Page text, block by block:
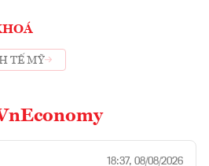
TẾ MỸ
18:37, 08/08/2026